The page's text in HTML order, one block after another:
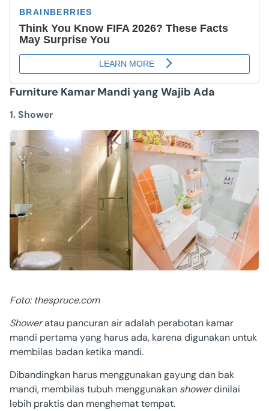
Furniture Kamar Mandi yang Wajib Ada
1. Shower
Foto: thespruce.com
Showeratau pancuran air adalah perabotan kamar
mandi pertama yang harus ada, karena digunakan untuk
membilas badan ketika mandi.
Dibandingkan harus menggunakan gayung dan bak
mandi, membilas tubuh menggunakan showerdinilai
lebih praktis dan menghemat tempat.